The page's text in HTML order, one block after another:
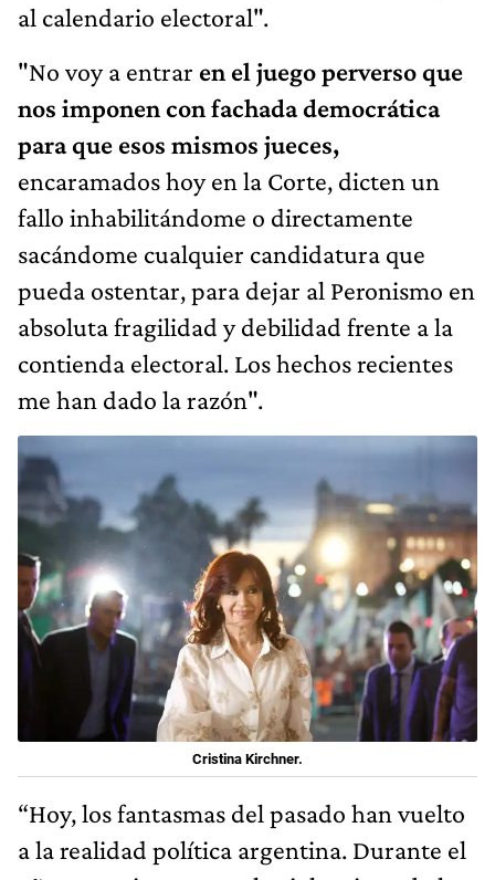
al calendario electoral".
"No voy a entrar en el juego perverso que
nos imponen con fachada democrática
para que esos mismos jueces,
encaramados hoy en la Corte, dicten un
fallo inhabilitándome o directamente
sacándome cualquier candidatura que
pueda ostentar, para dejar al Peronismo en
absoluta fragilidad y debilidad frente a la
contienda electoral. Los hechos recientes
me han dado la razón".
Cristina Kirchner.
“​​Hoy, los fantasmas del pasado han vuelto
a la realidad política argentina. Durante el